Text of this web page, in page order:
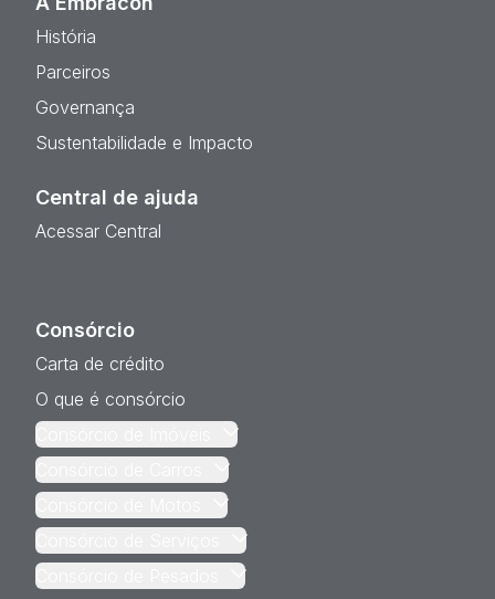
História
Parceiros
Governança
Sustentabilidade e Impacto
Central de ajuda
Acessar Central
Consórcio
Carta de crédito
O que é consórcio